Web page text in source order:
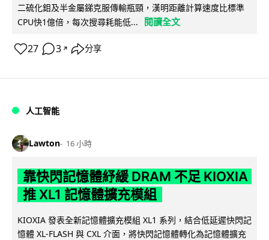
二硫化鉬及半金屬銻克服傳輸瓶頸，漢明距離計算速度比標準
CPU快1億倍，每次搜尋耗能低...
閱讀全文
27 3 ↗ 分享
人工智能
Lawton 16 小時
靠快閃記憶體紓緩 DRAM 不足 KIOXIA
推 XL1 記憶體擴充模組
KIOXIA 發表全新記憶體擴充模組 XL1 系列，結合低延遲快閃記
憶體 XL-FLASH 與 CXL 介面，將快閃記憶體轉化為記憶體擴充